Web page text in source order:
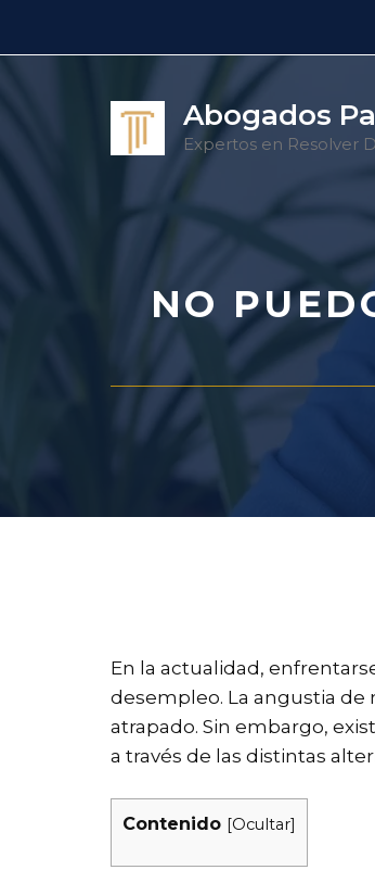
Abogados
Expertos en Resolver
NO
En la actualidad,
desempleo. La angustia
atrapado. Sin embargo,
a través de las distintas
Contenido [Ocultar]